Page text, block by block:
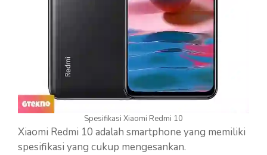
Spesifikasi Xiaomi Redmi 10
Xiaomi Redmi 10 adalah smartphone yang memiliki
spesifikasi yang cukup mengesankan.